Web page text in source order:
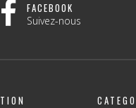
FACEBOOK
Suivez-nous